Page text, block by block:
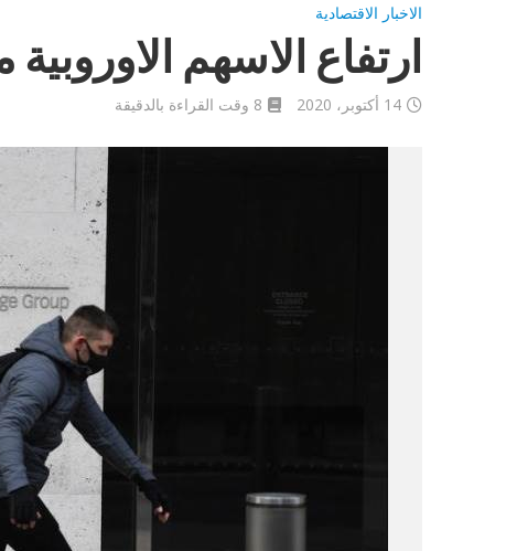
الاخبار الاقتصادية
ارتفاع الاسهم الاوروبية
14 أكتوبر، 2020 8 وقت القراءة بالدقيقة